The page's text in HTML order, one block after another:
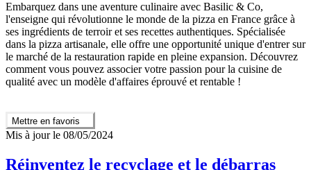
Embarquez dans une aventure culinaire avec Basilic & Co,
l'enseigne qui révolutionne le monde de la pizza en France grâce à
ses ingrédients de terroir et ses recettes authentiques. Spécialisée
dans la pizza artisanale, elle offre une opportunité unique d'entrer sur
le marché de la restauration rapide en pleine expansion. Découvrez
comment vous pouvez associer votre passion pour la cuisine de
qualité avec un modèle d'affaires éprouvé et rentable !
Mettre en favoris
Mis à jour le 08/05/2024
Réinventez le recyclage et le débarras